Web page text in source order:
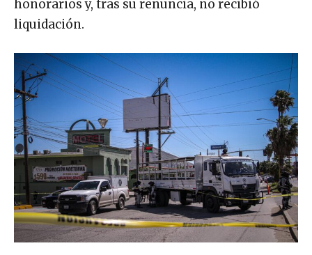
honorarios y, tras su renuncia, no recibió
liquidación.